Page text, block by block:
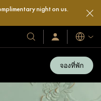
night on us.
โรงแรม
และ
ลงชื่อ
เข้า
/
สมัคร
เข้า
เลย
ภาษา
จองที่พัก